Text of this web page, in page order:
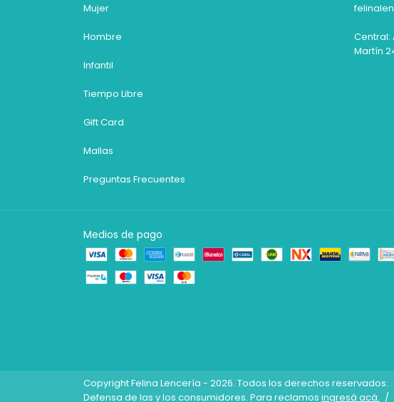
Mujer
Hombre
Infantil
Tiempo Libre
Gift Card
Mallas
Preguntas Frecuentes
Central:
Martín
Medios de pago
Copyright Felina Lencería - 2026. Todos los derechos reservados.
Defensa de las y los consumidores. Para reclamos ingresá acá. /